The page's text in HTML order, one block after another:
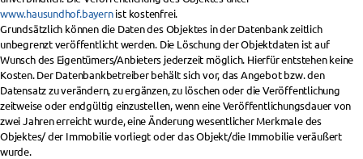
www.hausundhof.bayernist kostenfrei.
Grundsätzlich können die Daten des Objektes in der Datenbank zeitlich
unbegrenzt veröffentlicht werden. Die Löschung der Objektdaten ist auf
Wunsch des Eigentümers/Anbieters jederzeit möglich. Hierfür entstehen keine
Kosten. Der Datenbankbetreiber behält sich vor, das Angebot bzw. den
Datensatz zu verändern, zu ergänzen, zu löschen oder die Veröffentlichung
zeitweise oder endgültig einzustellen, wenn eine Veröffentlichungsdauer von
zwei Jahren erreicht wurde, eine Änderung wesentlicher Merkmale des
Objektes/ der Immobilie vorliegt oder das Objekt/die Immobilie veräußert
wurde.